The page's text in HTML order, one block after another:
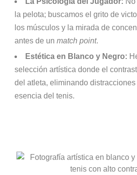
la pelota; buscamos el grito de
los músculos y la mirada de
antes de un match point.
Estética en Blanco y Negro:
selección artística donde el
del atleta, eliminando
esencia del tenis.